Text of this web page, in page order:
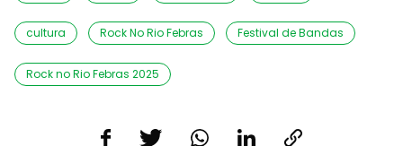
cultura Rock No Rio Febras Festival de Bandas
Rock no Rio Febras 2025